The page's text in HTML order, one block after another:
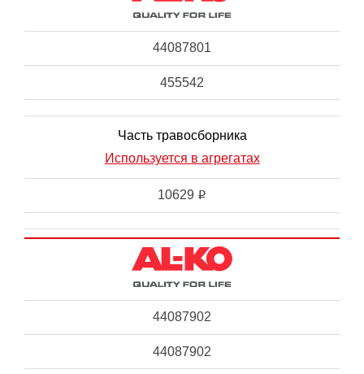
44087801
455542
Часть травосборника
Используется в агрегатах
10629 i
44087902
44087902